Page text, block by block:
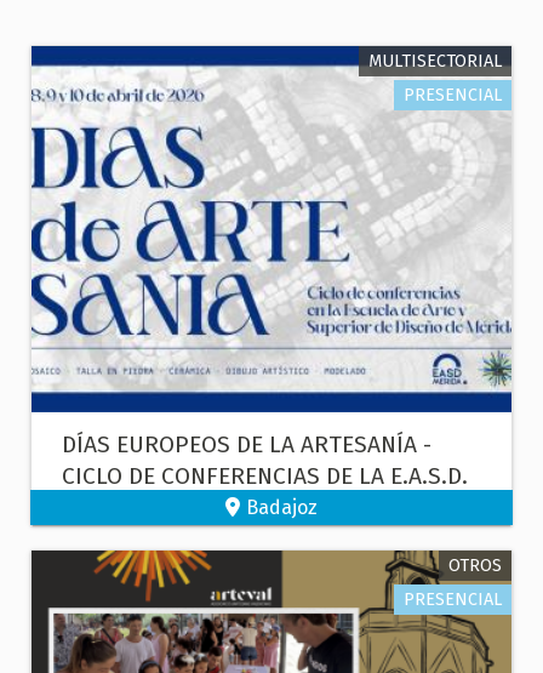
MULTISECTORIAL
DÍAS EUROPEOS DE LA ARTESANÍA -
CICLO DE CONFERENCIAS DE LA E.A.S.D.
Badajoz
PRESENCIAL
OTROS
PRESENCIAL